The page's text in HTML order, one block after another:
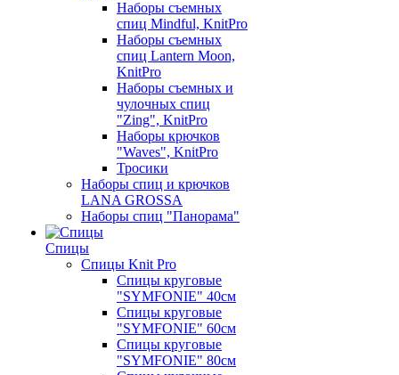
Наборы съемных
спиц Mindful, KnitPro
Наборы съемных
спиц Lantern Moon,
KnitPro
Наборы съемных и
чулочных спиц
"Zing", KnitPro
Наборы крючков
"Waves", KnitPro
Тросики
Наборы спиц и крючков
LANA GROSSA
Наборы спиц "Панорама"
Спицы
Спицы Knit Pro
Спицы круговые
"SYMFONIE" 40см
Спицы круговые
"SYMFONIE" 60см
Спицы круговые
"SYMFONIE" 80см